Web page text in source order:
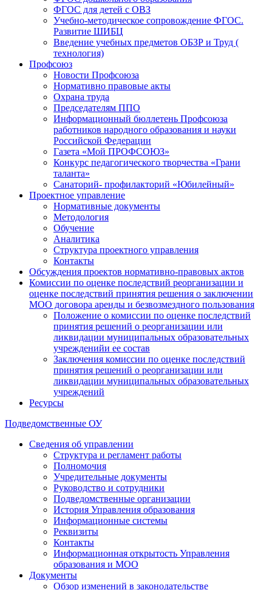
ФГОС для детей с ОВЗ
Учебно-методическое сопровождение ФГОС.
Развитие ШИБЦ
Введение учебных предметов ОБЗР и Труд (
технология)
Профсоюз
Новости Профсоюза
Нормативно правовые акты
Охрана труда
Председателям ППО
Информационный бюллетень Профсоюза
работников народного образования и науки
Российской Федерации
Газета «Мой ПРОФСОЮЗ»
Конкурс педагогического творчества «Грани
таланта»
Санаторий- профилакторий «Юбилейный»
Проектное управление
Нормативные документы
Методология
Обучение
Аналитика
Структура проектного управления
Контакты
Обсуждения проектов нормативно-правовых актов
Комиссии по оценке последствий реорганизации и
оценке последствий принятия решения о заключении
МОО договора аренды и безвозмездного пользования
Положение о комиссии по оценке последствий
принятия решений о реорганизации или
ликвидации муниципальных образовательных
учрежденийи ее состав
Заключения комиссии по оценке последствий
принятия решений о реорганизации или
ликвидации муниципальных образовательных
учреждений
Ресурсы
Подведомственные ОУ
Сведения об управлении
Структура и регламент работы
Полномочия
Учредительные документы
Руководство и сотрудники
Подведомственные организации
История Управления образования
Информационные системы
Реквизиты
Контакты
Информационная открытость Управления
образования и МОО
Документы
Обзор изменений в законодательстве